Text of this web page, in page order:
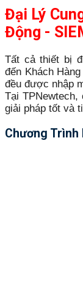
Đại Lý
Động -
Tất cả thiết bị
đến Khách
đều được nhập
Tại
giải pháp tốt và
Chương Trình